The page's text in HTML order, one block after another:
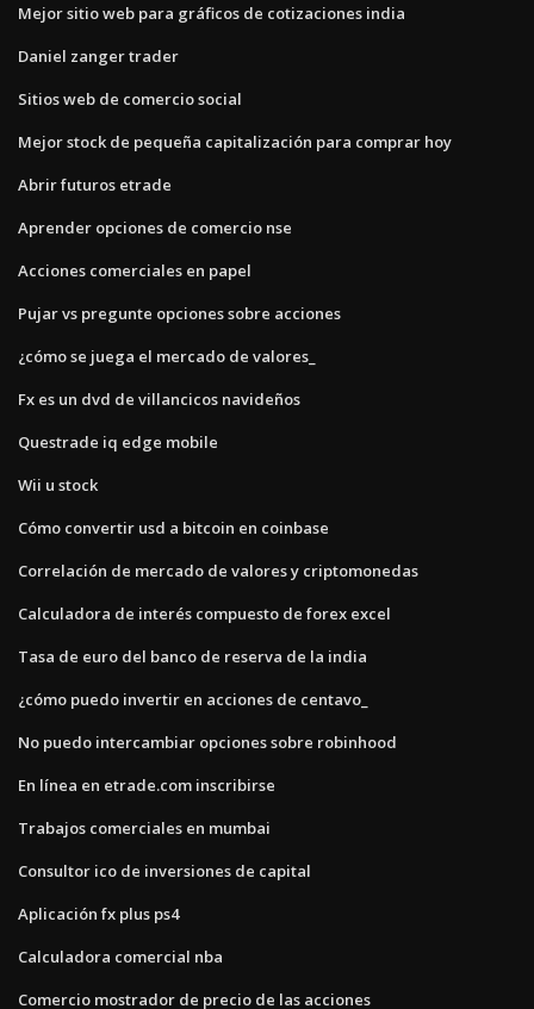
Mejor sitio web para gráficos de cotizaciones india
Daniel zanger trader
Sitios web de comercio social
Mejor stock de pequeña capitalización para comprar hoy
Abrir futuros etrade
Aprender opciones de comercio nse
Acciones comerciales en papel
Pujar vs pregunte opciones sobre acciones
¿cómo se juega el mercado de valores_
Fx es un dvd de villancicos navideños
Questrade iq edge mobile
Wii u stock
Cómo convertir usd a bitcoin en coinbase
Correlación de mercado de valores y criptomonedas
Calculadora de interés compuesto de forex excel
Tasa de euro del banco de reserva de la india
¿cómo puedo invertir en acciones de centavo_
No puedo intercambiar opciones sobre robinhood
En línea en etrade.com inscribirse
Trabajos comerciales en mumbai
Consultor ico de inversiones de capital
Aplicación fx plus ps4
Calculadora comercial nba
Comercio mostrador de precio de las acciones